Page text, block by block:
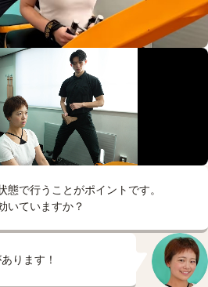
態で行うことがポイントです。
いていますか？
ります！